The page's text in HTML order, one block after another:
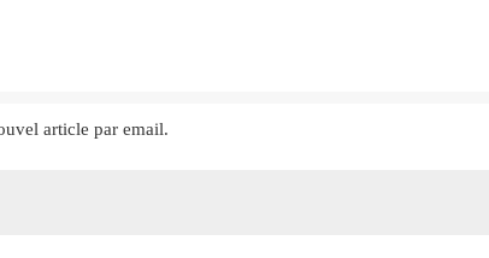
article par email.